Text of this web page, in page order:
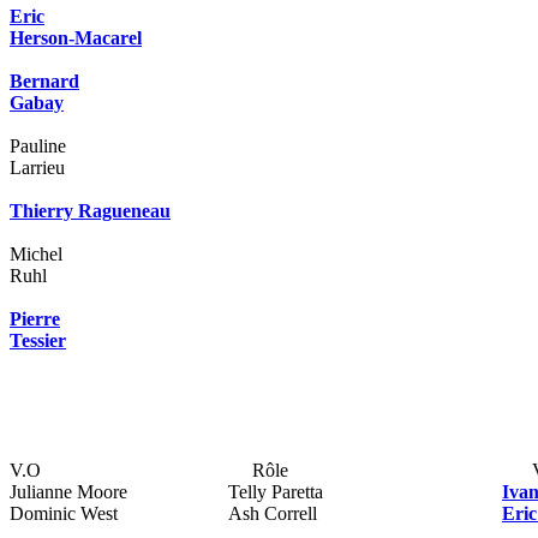
Eric
Herson-Macarel
Bernard
Gabay
Pauline
Larrieu
Thierry Ragueneau
Michel
Ruhl
Pierre
Tessier
V.O Rôle
Julianne Moore
Telly Paretta
Dominic West
Ash Correll